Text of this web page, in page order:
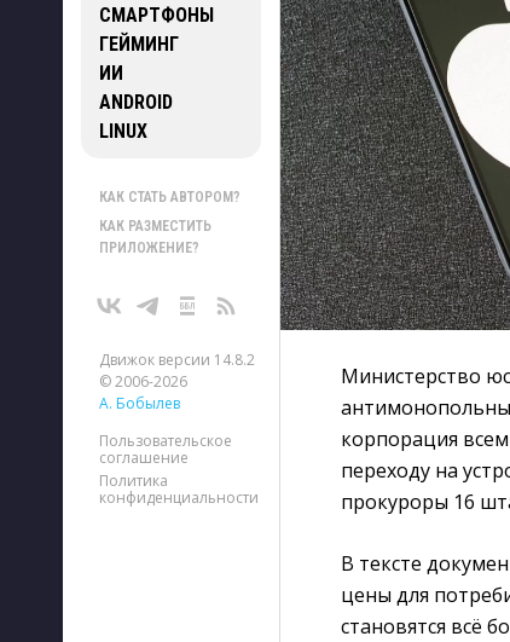
СМАРТФОНЫ
ГЕЙМИНГ
ИИ
ANDROID
LINUX
КАК СТАТЬ АВТОРОМ?
КАК РАЗМЕСТИТЬ
ПРИЛОЖЕНИЕ?
Движок версии 14.8.2
© 2006-2026
А. Бобылев
Пользовательское
соглашение
Политика
конфиденциальности
Министерство
корпорация
переходу на
прокуроры 16
В тексте
цены для
становятся всё